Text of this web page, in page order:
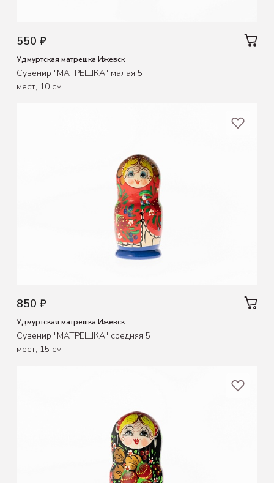
550 ₽
Удмуртская матрешка Ижевск
Сувенир "МАТРЕШКА" малая 5
мест, 10 см.
850 ₽
Удмуртская матрешка Ижевск
Сувенир "МАТРЕШКА" средняя 5
мест, 15 см